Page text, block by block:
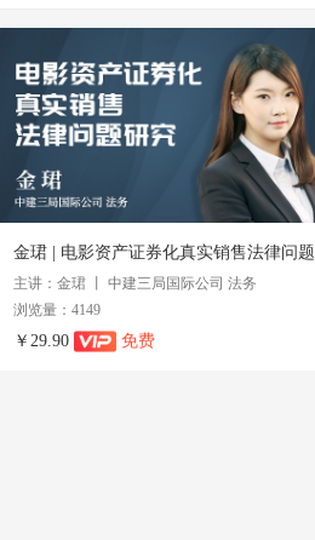
金珺 | 电影资产证券化真实销售法律问题
主讲：金珺 丨 中建三局国际公司 法务
浏览量：4149
￥29.90 免费